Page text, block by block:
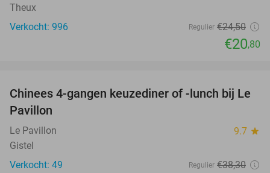
Theux
Verkocht: 996
Regulier €24,50
€20,80
35%
Chinees 4-gangen keuzediner of -lunch bij Le
Pavillon
Le Pavillon 9.7 star
Gistel
Verkocht: 49
Regulier €38,30